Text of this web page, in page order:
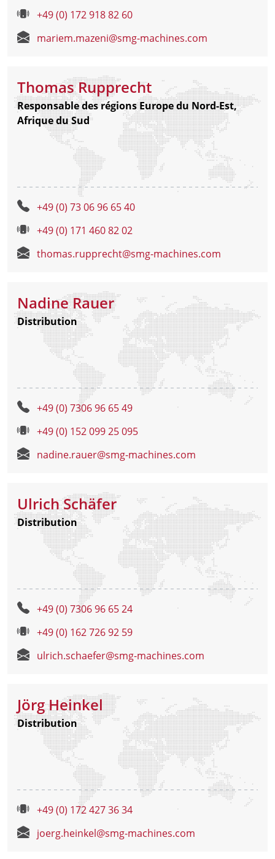
+49 (0) 172 918 82 60
mariem.mazeni@smg-machines.com
Thomas Rupprecht
Responsable des régions Europe du Nord-Est,
Afrique du Sud
+49 (0) 73 06 96 65 40
+49 (0) 171 460 82 02
thomas.rupprecht@smg-machines.com
Nadine Rauer
Distribution
+49 (0) 7306 96 65 49
+49 (0) 152 099 25 095
nadine.rauer@smg-machines.com
Ulrich Schäfer
Distribution
+49 (0) 7306 96 65 24
+49 (0) 162 726 92 59
ulrich.schaefer@smg-machines.com
Jörg Heinkel
Distribution
+49 (0) 172 427 36 34
joerg.heinkel@smg-machines.com